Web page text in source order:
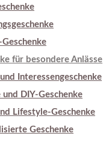
für besondere Anlässe
Interessengeschenke
und DIY-Geschenke
Lifestyle-Geschenke
Geschenke